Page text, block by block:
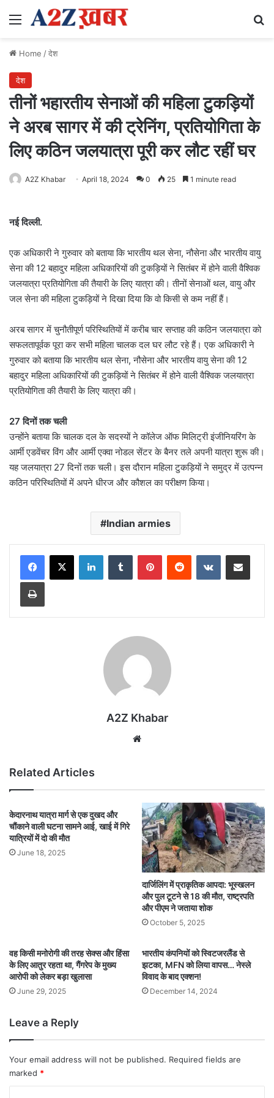
Menu
Home /देश
देश
तीनों भहारतीय सेनाओं की महिला टुकड़ियों
ने अरब सागर में की ट्रेनिंग, प्रतियोगिता के
लिए कठिन जलयात्रा पूरी कर लौट रहीं घर
A2Z Khabar April 18, 2024 0 25 1 minute read
नई दिल्ली.
एक अधिकारी ने गुरुवार को बताया कि भारतीय थल सेना, नौसेना और भारतीय वायु
सेना की 12 बहादुर महिला अधिकारियों की टुकड़ियों ने सितंबर में होने वाली वैश्विक
जलयात्रा प्रतियोगिता की तैयारी के लिए यात्रा की। तीनों सेनाओं थल, वायु और
जल सेना की महिला टुकड़ियों ने दिखा दिया कि वो किसी से कम नहीं हैं।
अरब सागर में चुनौतीपूर्ण परिस्थितियों में करीब चार सप्ताह की कठिन जलयात्रा को
सफलतापूर्वक पूरा कर सभी महिला चालक दल घर लौट रहे हैं। एक अधिकारी ने
गुरुवार को बताया कि भारतीय थल सेना, नौसेना और भारतीय वायु सेना की 12
बहादुर महिला अधिकारियों की टुकड़ियों ने सितंबर में होने वाली वैश्विक जलयात्रा
प्रतियोगिता की तैयारी के लिए यात्रा की।
27 दिनों तक चली
उन्होंने बताया कि चालक दल के सदस्यों ने कॉलेज ऑफ मिलिट्री इंजीनियरिंग के
आर्मी एडवेंचर विंग और आर्मी एक्वा नोडल सेंटर के बैनर तले अपनी यात्रा शुरू की।
यह जलयात्रा 27 दिनों तक चली। इस दौरान महिला टुकड़ियों ने समुद्र में उत्पन्न
कठिन परिस्थितियों में अपने धीरज और कौशल का परीक्षण किया।
Indian armies
LinkedInTumblr PinterestReddit VKontakteShare via Email
Print
A2Z Khabar
Related Articles
केदारनाथ यात्रा मार्ग से एक दुखद और
चौंकाने वाली घटना सामने आई, खाई में गिरे
यात्रियों में दो की मौत
June 18, 2025
दार्जिलिंग में प्राकृतिक आपदा: भूस्खलन
और पुल टूटने से 18 की मौत, राष्ट्रपति
और पीएम ने जताया शोक
October 5, 2025
वह किसी मनोरोगी की तरह सेक्स और हिंसा
के लिए आतुर रहता था, गैंगरेप के मुख्य
आरोपी को लेकर बड़ा खुलासा
June 29, 2025
भारतीय कंपनियों को स्विटजरलैंड से
झटका, MFN को लिया वापस… नेस्‍ले
विवाद के बाद एक्‍शन!
December 14, 2024
Leave a Reply
Your email address will not be published. Required fields are
marked *